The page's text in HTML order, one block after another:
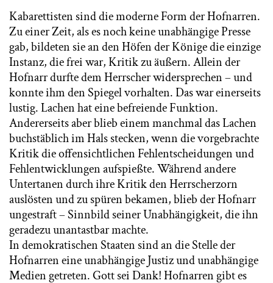
Kabarettisten sind die moderne Form der Hofnarren.
Zu einer Zeit, als es noch keine unabhängige Presse
gab, bildeten sie an den Höfen der Könige die einzige
Instanz, die frei war, Kritik zu äußern. Allein der
Hofnarr durfte dem Herrscher widersprechen – und
konnte ihm den Spiegel vorhalten. Das war einerseits
lustig. Lachen hat eine befreiende Funktion.
Andererseits aber blieb einem manchmal das Lachen
buchstäblich im Hals stecken, wenn die vorgebrachte
Kritik die offensichtlichen Fehlentscheidungen und
Fehlentwicklungen aufspießte. Während andere
Untertanen durch ihre Kritik den Herrscherzorn
auslösten und zu spüren bekamen, blieb der Hofnarr
ungestraft – Sinnbild seiner Unabhängigkeit, die ihn
geradezu unantastbar machte.
In demokratischen Staaten sind an die Stelle der
Hofnarren eine unabhängige Justiz und unabhängige
Medien getreten. Gott sei Dank! Hofnarren gibt es